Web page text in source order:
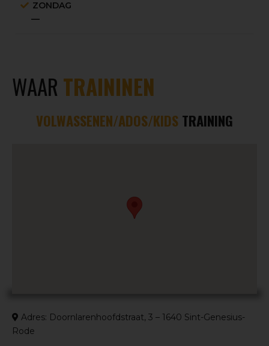
ZONDAG
—
WAAR TRAININEN
VOLWASSENEN/ADOS/KIDS TRAINING
Adres: Doornlarenhoofdstraat, 3 – 1640 Sint-Genesius-
Rode